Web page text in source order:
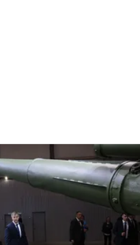
можливостей", а Трамп
як бути Україні?
ракети, вкрай